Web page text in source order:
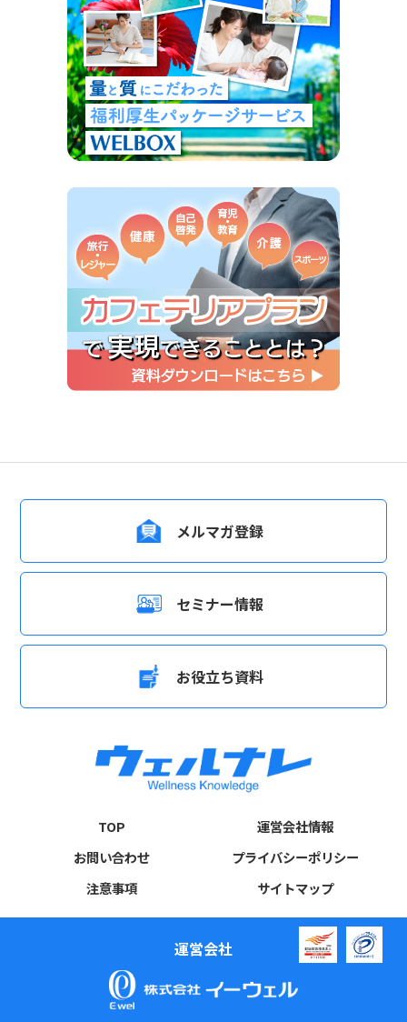
メルマガ登録
セミナー情報
お役立ち資料
TOP
運営会社情報
お問い合わせ
プライバシーポリシー
注意事項
サイトマップ
運営会社